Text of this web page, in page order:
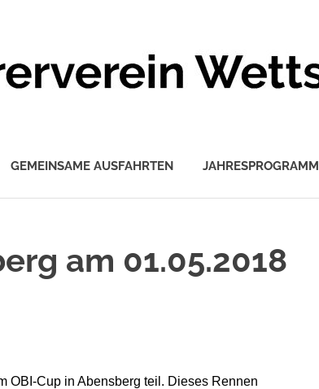
GEMEINSAME AUSFAHRTEN JAHRESPROGRAMM
am 01.05.2018
OBI-Cup in Abensberg teil. Dieses Rennen